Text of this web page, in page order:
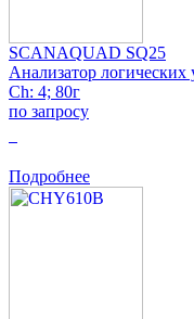
SCANAQUAD SQ25
Анализатор
Ch: 4; 80г
по запросу
Подробнее